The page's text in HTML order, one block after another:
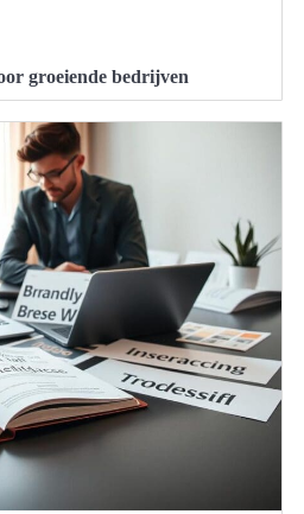
groeiende bedrijven